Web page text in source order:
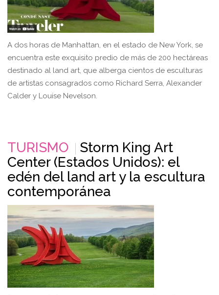
A dos horas de Manhattan, en el estado de New York, se
encuentra este exquisito predio de más de 200 hectáreas
destinado al land art, que alberga cientos de esculturas
de artistas consagrados como Richard Serra, Alexander
Calder y Louise Nevelson.
TURISMO
Storm King Art
Center (Estados Unidos): el
edén del land art y la escultura
contemporánea